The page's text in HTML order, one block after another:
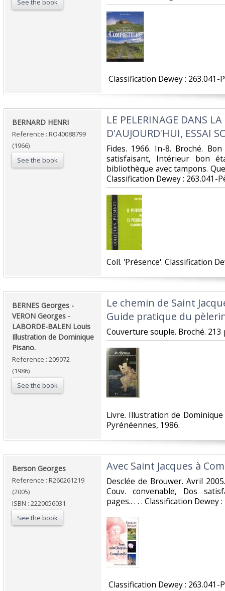
See the book
Classification Dewey : 263.041-
‎BERNARD HENRI‎
Reference : RO40088799
(1966)
See the book
‎LE PELERINAGE DANS
D'AUJOURD'HUI, ESSAI
‎Fides. 1966. In-8. Broché.
satisfaisant, Intérieur bon
bibliothèque avec tampons.
Classification Dewey : 263.041-
‎Coll. 'Présence'. Classification
‎BERNES Georges -
VERON Georges -
LABORDE-BALEN Louis
Illustration de Dominique
Pisano.‎
Reference : 209072
(1986)
See the book
‎Le chemin de Saint
Guide pratique du
‎Couverture souple. Broché. 213
‎Livre. Illustration de
Pyrénéennes, 1986.‎
‎Berson Georges‎
Reference : R260261219
(2005)
ISBN : 2220056031
See the book
‎Avec Saint Jacques à
‎Desclée de Brouwer. Avril
Couv. convenable, Dos
pages.. . . . Classification Dewey
Classification Dewey : 263.041-